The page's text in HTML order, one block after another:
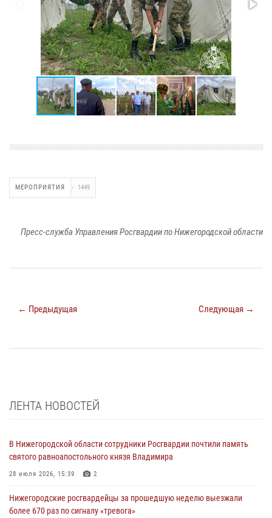
МЕРОПРИЯТИЯ 1449
Пресс-служба Управления Росгвардии по Нижегородской области
← Предыдущая Следующая →
ЛЕНТА НОВОСТЕЙ
В Нижегородской области сотрудники Росгвардии почтили память
святого равноапостольного князя Владимира
28 июля 2026, 15:39 2
Нижегородские росгвардейцы за прошедшую неделю выезжали
более 670 раз по сигналу «тревога»